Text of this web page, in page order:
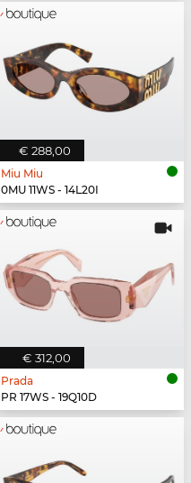
€ 288,00
Miu Miu
0MU 11WS - 14L20I
€ 312,00
Prada
PR 17WS - 19Q10D